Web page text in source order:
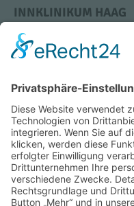
INNKLINIKUM HAAG
Krankenhausstraße 4
83527 Haag i. OB
Bildung & Karriere